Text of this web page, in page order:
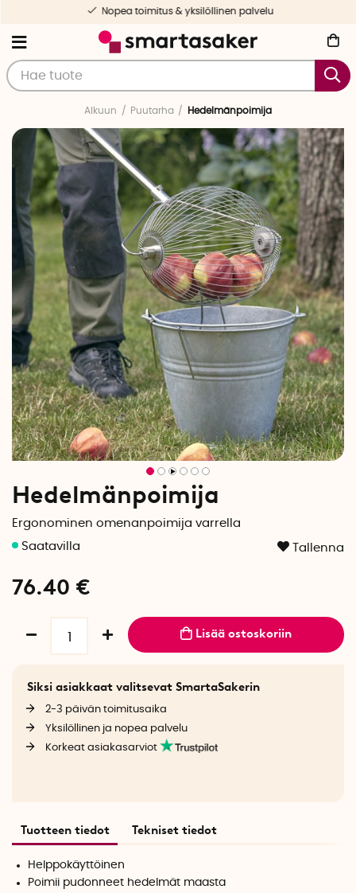
Nopea toimitus & yksilöllinen palvelu
Alkuun Puutarha Hedelmänpoimija
Hedelmänpoimija
Ergonominen omenanpoimija varrella
Tallenna
76.40 €
Lisää ostoskoriin
Siksi asiakkaat valitsevat SmartaSakerin
2-3 päivän toimitusaika
Yksilöllinen ja nopea palvelu
Korkeat asiakasarviot
Tuotteen tiedot Tekniset tiedot
Helppokäyttöinen
Poimii pudonneet hedelmät maasta